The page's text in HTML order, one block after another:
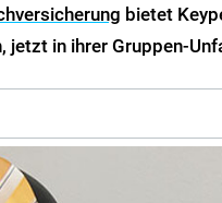
bietet
jetzt in ihrer Gruppen-